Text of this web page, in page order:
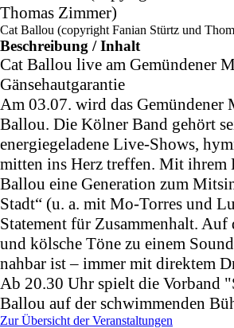
Cat Ballou (copyright Fanian Stürtz und
Beschreibung / Inhalt
Cat Ballou live am Gemündener
Gänsehautgarantie
Am 03.07. wird das
Ballou. Die Kölner Band gehört
energiegeladene Live-Shows,
mitten ins Herz treffen. Mit ihrem
Ballou eine Generation zum
Stadt“ (u. a. mit Mo-Torres und
Statement für Zusammenhalt.
und kölsche Töne zu einem
nahbar ist – immer mit direktem
Ab 20.30 Uhr spielt die Vorband
Ballou auf der schwimmenden
Zur Übersicht der Veranstaltungen